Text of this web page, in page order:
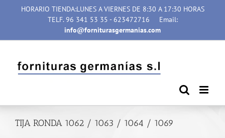
HORARIO TIENDA:LUNES A VIERNES DE 8:30 A 17:30 HORAS
TELF. 96 341 53 35 - 623472716
Email:
info@forniturasgermanias.com
TIJA RONDA 1062 / 1063 / 1064 / 1069